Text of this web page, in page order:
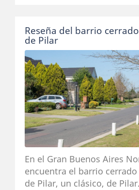
Reseña del barrio
de Pilar
En el Gran Buenos Aires
encuentra el barrio cerrado
de Pilar, un clásico, de Pilar.